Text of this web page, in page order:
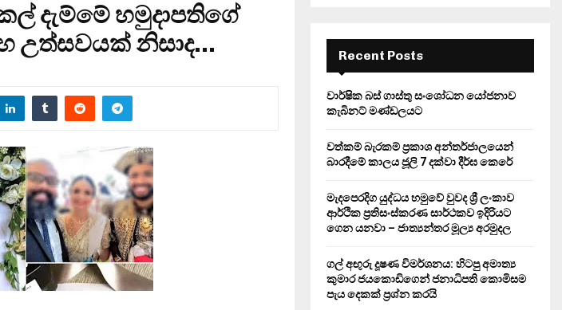
දැම්මේ හමුදාපතිගේ
උත්සවයක් නිසාද…
r
:
E
A
R
H
Recent Posts
වාර්ෂික බස් ගාස්තු සංශෝධන යෝජනාව
කැබිනට් මණ්ඩලයට
වත්කම් බැරකම් ප්‍රකාශ අන්තර්ජාලයෙන්
බාරදීමේ කාලය ජූලි 7 දක්වා දීර්ඝ කෙරේ
මැදපෙරදිග යුද්ධය හමුවේ වුවද ශ්‍රී ලංකාව
ආර්ථික ප්‍රතිසංස්කරණ සාර්ථකව ඉදිරියට
ගෙන යනවා – ජාත්‍යන්තර මූල්‍ය අරමුදල
ගල් අඟුරු දූෂණ විමර්ශනය: හිටපු අමාත්‍ය
කුමාර ජයකොඩිගෙන් ජනාධිපති කොමිසම
පැය දෙකක් ප්‍රශ්න කරයි